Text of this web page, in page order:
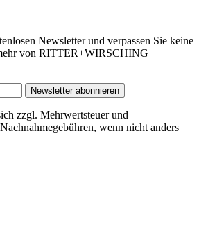
Newsletter und verpassen Sie keine
von RITTER+WIRSCHING
Newsletter abonnieren
zzgl. Mehrwertsteuer und
wenn nicht anders